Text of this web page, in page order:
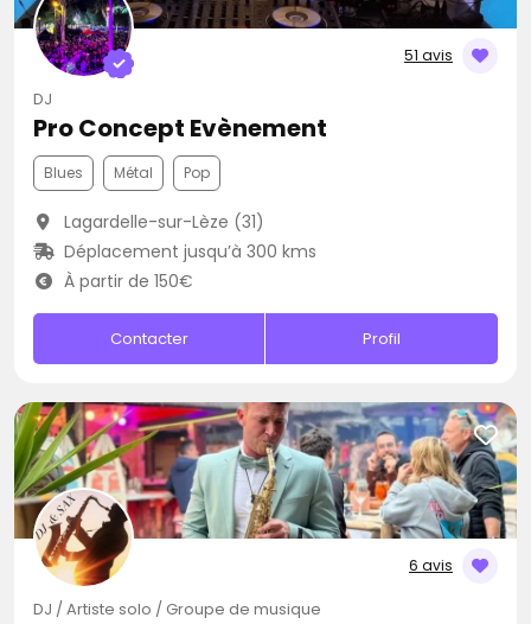
51 avis
DJ
Pro Concept Evènement
Blues Métal Pop
Lagardelle-sur-Lèze (31)
Déplacement jusqu’à 300 kms
À partir de 150€
Contacter Profil
6 avis
DJ / Artiste solo / Groupe de musique